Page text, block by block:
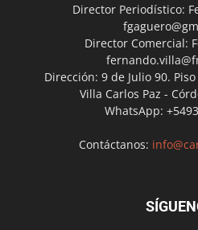
Director Periodístico:
Director Comercial:
Dirección: 9 de Julio 90.
Villa Carlos Paz -
WhatsApp:
Contáctanos: